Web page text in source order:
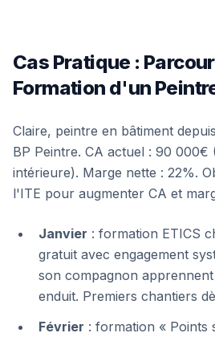
Cas Pratique :
Formation d'un
Claire, peintre en bâtiment
BP Peintre. CA actuel : 90 000€
intérieure). Marge nette : 22%.
l'ITE pour augmenter CA et
Janvier : formation ETICS
gratuit avec engagement
son compagnon
enduit. Premiers chantiers
Février : formation « Points